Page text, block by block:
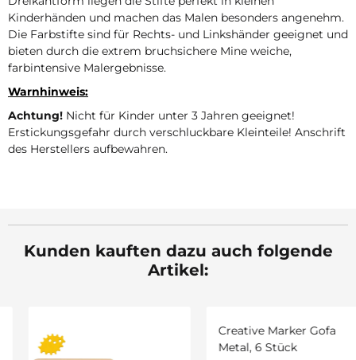
Kinderhänden und machen das Malen besonders angenehm.
Die Farbstifte sind für Rechts- und Linkshänder geeignet und
bieten durch die extrem bruchsichere Mine weiche,
farbintensive Malergebnisse.
Warnhinweis:
Achtung! Nicht für Kinder unter 3 Jahren geeignet!
Erstickungsgefahr durch verschluckbare Kleinteile! Anschrift
des Herstellers aufbewahren.
Kunden kauften dazu auch folgende
Artikel: